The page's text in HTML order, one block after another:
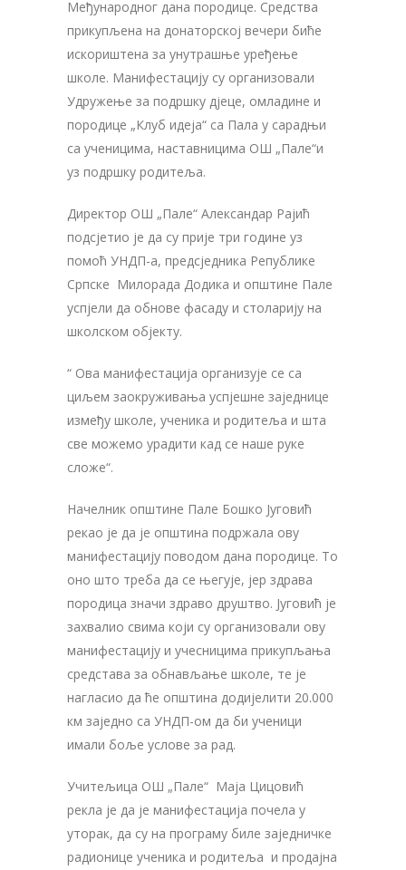
Међународног дана породице. Средства
прикупљена на донаторској вечери биће
искориштена за унутрашње уређење
школе. Манифестацију су организовали
Удружење за подршку дјеце, омладине и
породице „Клуб идеја“ са Пала у сарадњи
са ученицима, наставницима ОШ „Пале“и
уз подршку родитеља.
Директор ОШ „Пале“ Александар Рајић
подсјетио је да су прије три године уз
помоћ УНДП-а, предсједника Републике
Српске Милорада Додика и општине Пале
успјели да обнове фасаду и столарију на
школском објекту.
“ Ова манифестација организује се са
циљем заокруживања успјешне заједнице
између школе, ученика и родитеља и шта
све можемо урадити кад се наше руке
сложе“.
Начелник општине Пале Бошко Југовић
рекао је да је општина подржала ову
манифестацију поводом дана породице. То
оно што треба да се његује, јер здрава
породица значи здраво друштво. Југовић је
захвалио свима који су организовали ову
манифестацију и учесницима прикупљања
средстава за обнављање школе, те је
нагласио да ће општина додијелити 20.000
км заједно са УНДП-ом да би ученици
имали боље услове за рад.
Учитељица ОШ „Пале“ Маја Цицовић
рекла је да је манифестација почела у
уторак, да су на програму биле заједничке
радионице ученика и родитеља и продајна